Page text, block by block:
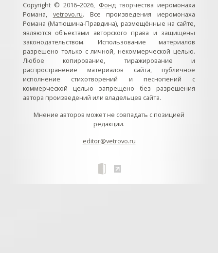
Copyright © 2016–2026, Фондтворчества иеромонаха
Романа, vetrovo.ru. Все произведения иеромонаха
Романа (Матюшина-Правдина), размещённые на сайте,
являются объектами авторского права и защищены
законодательством. Использование материалов
разрешено только с личной, некоммерческой целью.
Любое копирование, тиражирование и
распространение материалов сайта, публичное
исполнение стихотворений и песнопений с
коммерческой целью запрещено без разрешения
автора произведений или владельцев сайта.
Мнение авторов может не совпадать с позицией
редакции.
editor@vetrovo.ru